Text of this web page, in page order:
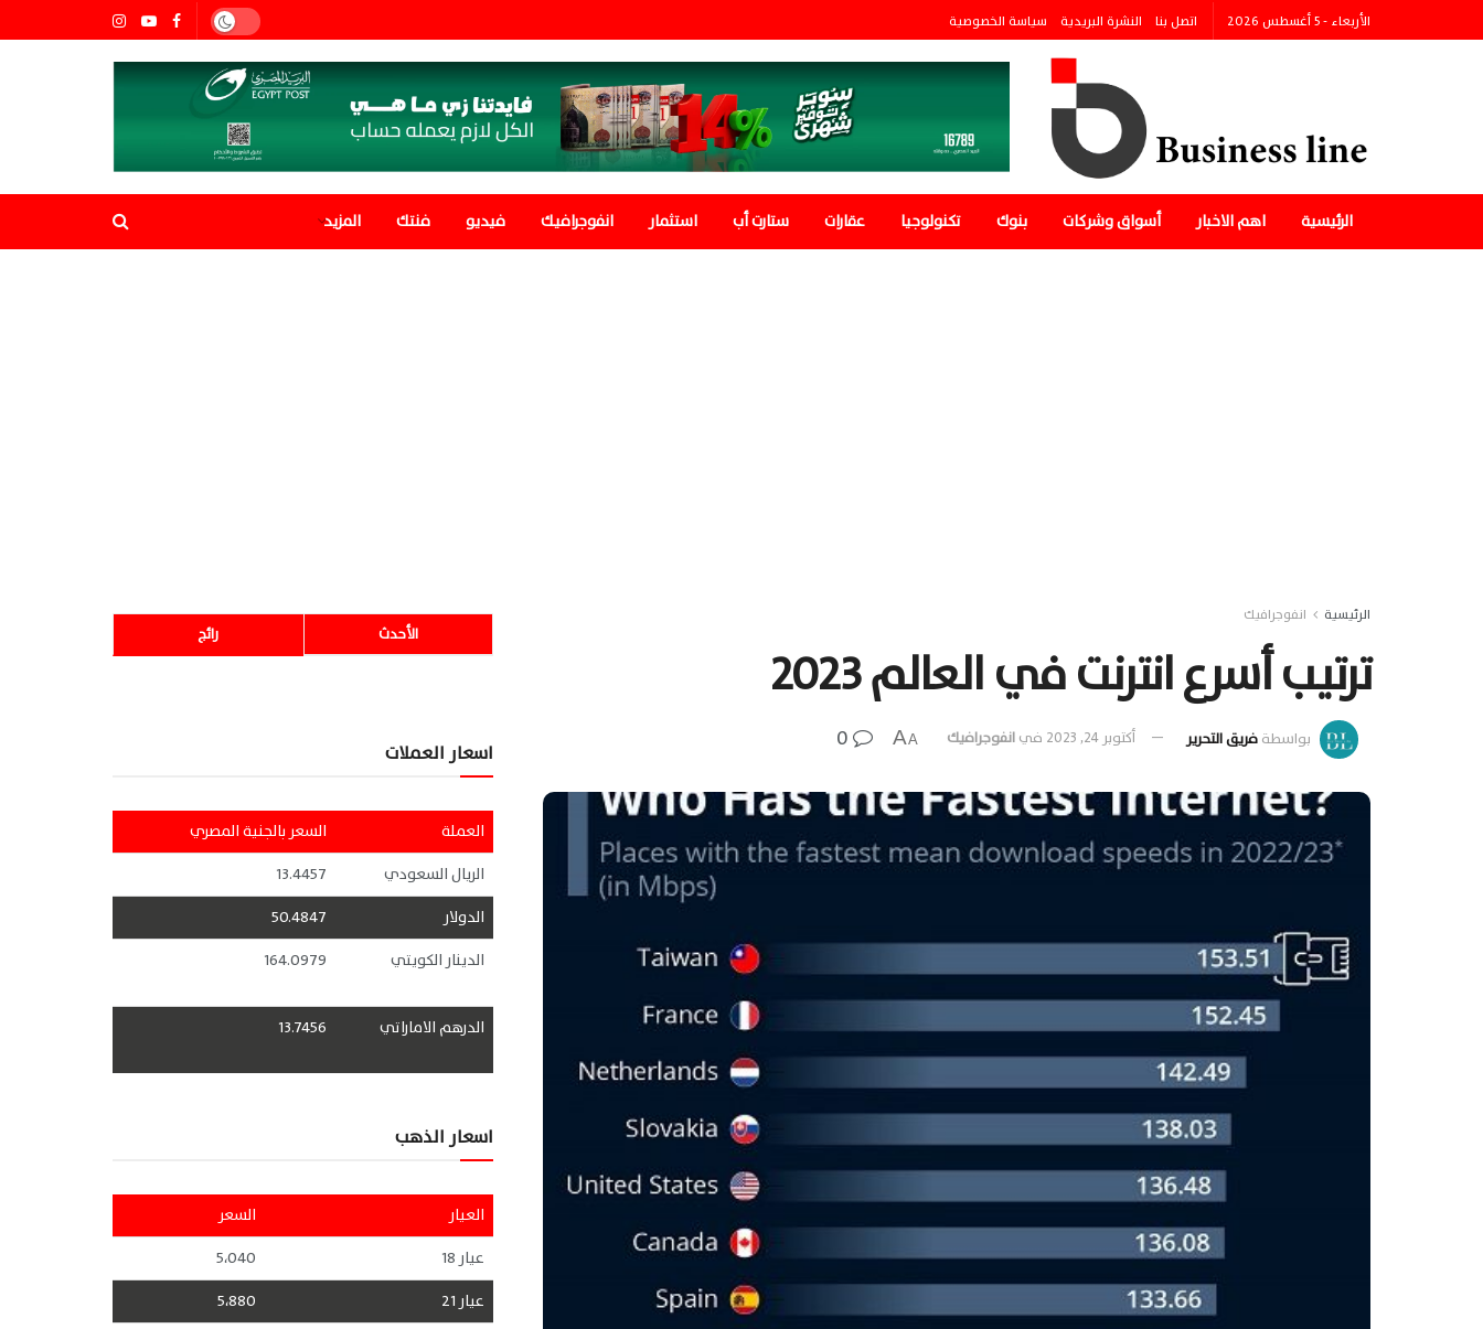
الأربعاء - 5 أغسطس 2026 اتصل بنا النشرة البريدية سياسة الخصوصية
الرئيسية اهم الاخبار أسواق وشركات بنوك تكنولوجيا عقارات ستارت أب استثمار انفوجرافيك فيديو فنتك المزيد
الرئيسية انفوجرافيك
ترتيب أسرع انترنت في العالم 2023
بواسطةفريق التحرير أكتوبر 24, 2023 فيانفوجرافيك A
A
رائج الأحدث
اسعار العملات
العملة
السعر بالجنية المصري
الريال السعودي
13.4457
الدولار
50.4847
الدينار الكويتي
164.0979
الدرهم الاماراتي 13.7456
اسعار الذهب
العيار
السعر
عيار 18
5،040
عيار 21
5،880